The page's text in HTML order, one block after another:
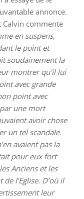
annonce.
Calvin commente
en suspens,
le point et
soudainement la
montrer qu’il lui
avec grande
point avec
une mort
avoir chose
un tel scandale.
avaient pas la
pour eux fort
Anciens et les
l’Eglise. D’où il
leur